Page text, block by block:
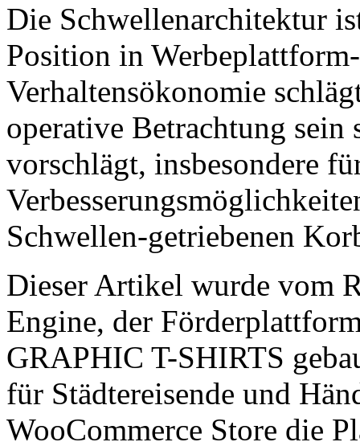
Die Schwellenarchitektur
Position in
Verhaltensökonomie
operative Betrachtung
vorschlägt, insbesondere
Schwellen-getriebenen
Dieser Artikel wurde vom
Engine, der
GRAPHIC T-SHIRTS
für Städtereisende und
WooCommerce Store die